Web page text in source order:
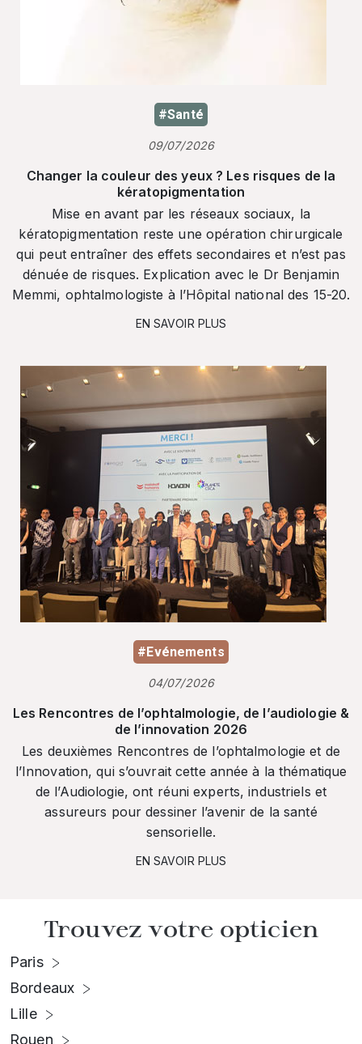
#Santé
09/07/2026
Changer la couleur des yeux ? Les risques de la
kératopigmentation
Mise en avant par les réseaux sociaux, la
kératopigmentation reste une opération chirurgicale
qui peut entraîner des effets secondaires et n’est pas
dénuée de risques. Explication avec le Dr Benjamin
Memmi, ophtalmologiste à l’Hôpital national des 15-20.
EN SAVOIR PLUS
#Evénements
04/07/2026
Les Rencontres de l’ophtalmologie, de l’audiologie &
de l’innovation 2026
Les deuxièmes Rencontres de l’ophtalmologie et de
l’Innovation, qui s’ouvrait cette année à la thématique
de l’Audiologie, ont réuni experts, industriels et
assureurs pour dessiner l’avenir de la santé
sensorielle.
EN SAVOIR PLUS
Trouvez votre opticien
Paris
Bordeaux
Lille
Rouen